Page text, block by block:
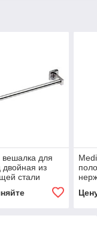
вешалка для
двойная из
стали